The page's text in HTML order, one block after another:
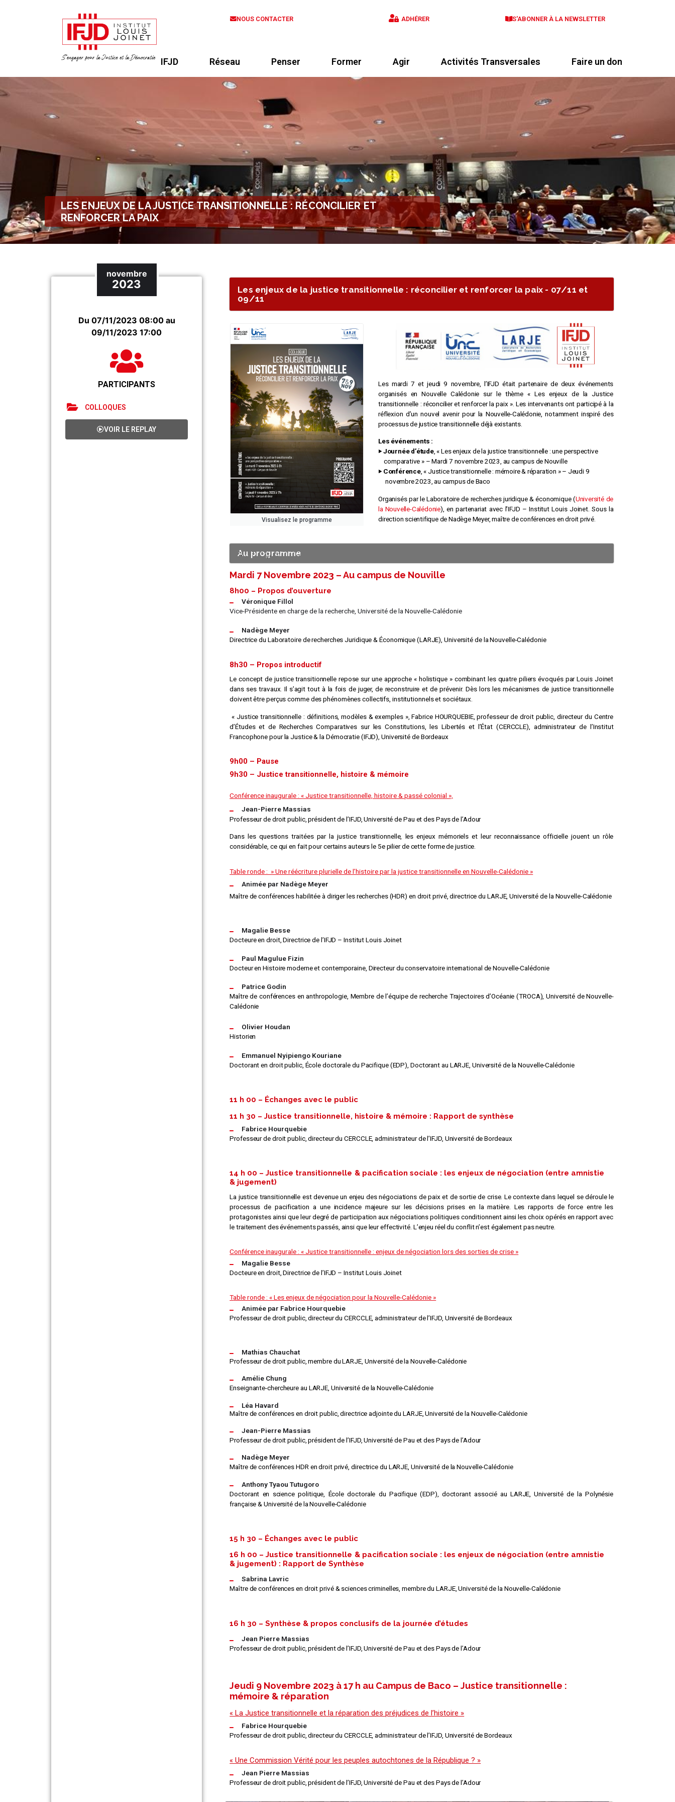
NOUS CONTACTER ADHÉRER S'ABONNER À LA NEWSLETTER
IFJD Réseau Penser Former Agir Activités Transversales Faire un don
LES ENJEUX DE LA JUSTICE TRANSITIONNELLE : RÉCONCILIER ET
RENFORCER LA PAIX
novembre
2023
Du 07/11/2023 08:00 au
09/11/2023 17:00
PARTICIPANTS
COLLOQUES
VOIR LE REPLAY
Les enjeux de la justice transitionnelle : réconcilier et renforcer la paix - 07/11 et
09/11
Visualisez le programme
Les mardi 7 et jeudi 9 novembre, l’IFJD était partenaire de deux événements
organisés en Nouvelle Calédonie sur le thème « Les enjeux de la Justice
transitionnelle : réconcilier et renforcer la paix ». Les intervenants ont participé à la
réflexion d’un nouvel avenir pour la Nouvelle-Calédonie, notamment inspiré des
processus de justice transitionnelle déjà existants.
Les événements :
‣ Journée d’étude, « Les enjeux de la justice transitionnelle : une perspective
comparative » – Mardi 7 novembre 2023, au campus de Nouville
‣ Conférence, « Justice transitionnelle : mémoire & réparation » – Jeudi 9
novembre 2023, au campus de Baco
Organisés par le Laboratoire de recherches juridique & économique (Université de
la Nouvelle-Calédonie), en partenariat avec l’IFJD – Institut Louis Joinet. Sous la
direction scientifique de Nadège Meyer, maître de conférences en droit privé.
Au programme
Mardi 7 Novembre 2023 – Au campus de Nouville
8h00 – Propos d’ouverture
Véronique Fillol
Vice-Présidente en charge de la recherche, Université de la Nouvelle-Calédonie
Nadège Meyer
Directrice du Laboratoire de recherches Juridique & Économique (LARJE), Université de la Nouvelle-Calédonie
8h30 – Propos introductif
Le concept de justice transitionnelle repose sur une approche « holistique » combinant les quatre piliers évoqués par Louis Joinet
dans ses travaux. Il s’agit tout à la fois de juger, de reconstruire et de prévenir. Dès lors les mécanismes de justice transitionnelle
doivent être perçus comme des phénomènes collectifs, institutionnels et sociétaux.
« Justice transitionnelle : définitions, modèles & exemples », Fabrice HOURQUEBIE, professeur de droit public, directeur du Centre
d’Études et de Recherches Comparatives sur les Constitutions, les Libertés et l’État (CERCCLE), administrateur de l’Institut
Francophone pour la Justice & la Démocratie (IFJD), Université de Bordeaux
9h00 – Pause
9h30 – Justice transitionnelle, histoire & mémoire
Conférence inaugurale : « Justice transitionnelle, histoire & passé colonial »,
Jean-Pierre Massias
Professeur de droit public, président de l’IFJD, Université de Pau et des Pays de l’Adour
Dans les questions traitées par la justice transitionnelle, les enjeux mémoriels et leur reconnaissance officielle jouent un rôle
considérable, ce qui en fait pour certains auteurs le 5e pilier de cette forme de justice.
Table ronde : » Une réécriture plurielle de l’histoire par la justice transitionnelle en Nouvelle-Calédonie »
Animée par Nadège Meyer
Maître de conférences habilitée à diriger les recherches (HDR) en droit privé, directrice du LARJE, Université de la Nouvelle-Calédonie
Magalie Besse
Docteure en droit, Directrice de l’IFJD – Institut Louis Joinet
Paul Magulue Fizin
Docteur en Histoire moderne et contemporaine, Directeur du conservatoire international de Nouvelle-Calédonie
Patrice Godin
Maître de conférences en anthropologie, Membre de l’équipe de recherche Trajectoires d’Océanie (TROCA), Université de Nouvelle-
Calédonie
Olivier Houdan
Historien
Emmanuel Nyipiengo Kouriane
Doctorant en droit public, École doctorale du Pacifique (EDP), Doctorant au LARJE, Université de la Nouvelle-Calédonie
11 h 00 – Échanges avec le public
11 h 30 – Justice transitionnelle, histoire & mémoire : Rapport de synthèse
Fabrice Hourquebie
Professeur de droit public, directeur du CERCCLE, administrateur de l’IFJD, Université de Bordeaux
14 h 00 – Justice transitionnelle & pacification sociale : les enjeux de négociation (entre amnistie
& jugement)
La justice transitionnelle est devenue un enjeu des négociations de paix et de sortie de crise. Le contexte dans lequel se déroule le
processus de pacification a une incidence majeure sur les décisions prises en la matière. Les rapports de force entre les
protagonistes ainsi que leur degré de participation aux négociations politiques conditionnent ainsi les choix opérés en rapport avec
le traitement des événements passés, ainsi que leur effectivité. L’enjeu réel du conflit n’est également pas neutre.
Conférence inaugurale : « Justice transitionnelle : enjeux de négociation lors des sorties de crise »
Magalie Besse
Docteure en droit, Directrice de l’IFJD – Institut Louis Joinet
Table ronde : « Les enjeux de négociation pour la Nouvelle-Calédonie »
Animée par Fabrice Hourquebie
Professeur de droit public, directeur du CERCCLE, administrateur de l’IFJD, Université de Bordeaux
Mathias Chauchat
Professeur de droit public, membre du LARJE, Université de la Nouvelle-Calédonie
Amélie Chung
Enseignante-chercheure au LARJE, Université de la Nouvelle-Calédonie
Léa Havard
Maître de conférences en droit public, directrice adjointe du LARJE, Université de la Nouvelle-Calédonie
Jean-Pierre Massias
Professeur de droit public, président de l’IFJD, Université de Pau et des Pays de l’Adour
Nadège Meyer
Maître de conférences HDR en droit privé, directrice du LARJE, Université de la Nouvelle-Calédonie
Anthony Tyaou Tutugoro
Doctorant en science politique, École doctorale du Pacifique (EDP), doctorant associé au LARJE, Université de la Polynésie
française & Université de la Nouvelle-Calédonie
15 h 30 – Échanges avec le public
16 h 00 – Justice transitionnelle & pacification sociale : les enjeux de négociation (entre amnistie
& jugement) : Rapport de Synthèse
Sabrina Lavric
Maître de conférences en droit privé & sciences criminelles, membre du LARJE, Université de la Nouvelle-Calédonie
16 h 30 – Synthèse & propos conclusifs de la journée d’études
Jean Pierre Massias
Professeur de droit public, président de l’IFJD, Université de Pau et des Pays de l’Adour
Jeudi 9 Novembre 2023 à 17 h au Campus de Baco – Justice transitionnelle :
mémoire & réparation
« La Justice transitionnelle et la réparation des préjudices de l’histoire »
Fabrice Hourquebie
Professeur de droit public, directeur du CERCCLE, administrateur de l’IFJD, Université de Bordeaux
« Une Commission Vérité pour les peuples autochtones de la République ? »
Jean Pierre Massias
Professeur de droit public, président de l’IFJD, Université de Pau et des Pays de l’Adour